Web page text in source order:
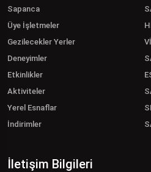
Sapanca
Üye İşletmeler
Gezilecekler Yerler
Deneyimler
Etkinlikler
Aktiviteler
Yerel Esnaflar
İndirimler
İletişim Bilgileri